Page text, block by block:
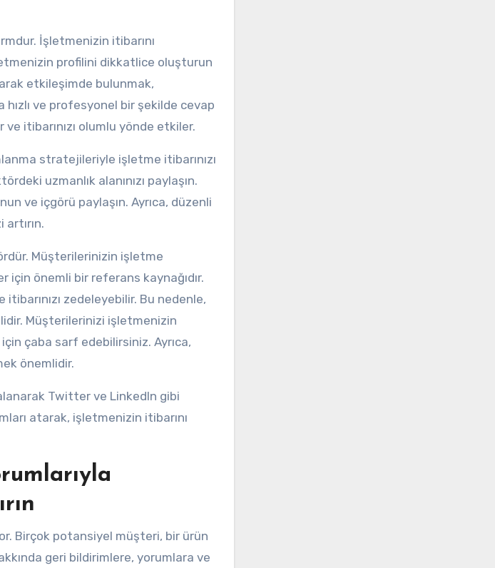
İşletmenizin itibarını
profilini dikkatlice oluşturun
etkileşimde bulunmak,
hızlı ve profesyonel bir şekilde cevap
itibarınızı olumlu yönde etkiler.
stratejileriyle işletme itibarınızı
uzmanlık alanınızı paylaşın.
ve içgörü paylaşın. Ayrıca, düzenli
Müşterilerinizin işletme
için önemli bir referans kaynağıdır.
zedeleyebilir. Bu nedenle,
Müşterilerinizi işletmenizin
çaba sarf edebilirsiniz. Ayrıca,
önemlidir.
Twitter ve LinkedIn gibi
atarak, işletmenizin itibarını
Birçok potansiyel müşteri, bir ürün
geri bildirimlere, yorumlara ve